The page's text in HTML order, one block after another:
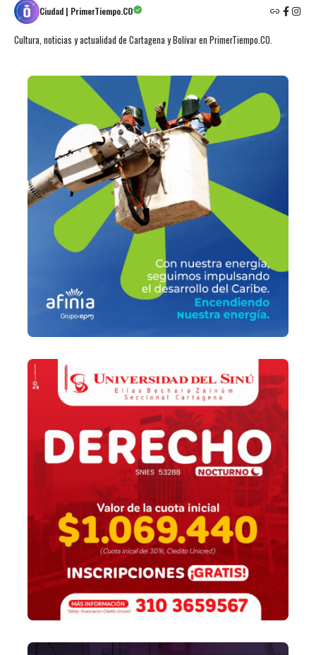
Ciudad | PrimerTiempo.CO
Cultura, noticias y actualidad de Cartagena y Bolívar en PrimerTiempo.CO.